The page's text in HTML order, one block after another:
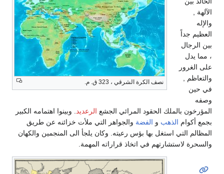
نصف الكرة الشرقي ، 323 ق. م.
الآلهة ,
والإله
العظيم جداً
بين الرجال
، مما يدل
على الغرور
والتعاظم ,
في حين
وصفه
المؤرخون بالملك الحقود المرائي الجشع الرعديد
. وبينوا اهتمامه الكبير
بجمع أكوام الذهب و الفضة والجواهر التي ملأت خزائنه عن طريق
المظالم التي استغل بها بؤس رعيته. وكان يلجأ الى المنجمين والكهان
والسحرة لاستشارتهم في اتخاذ قراراته المهمة.